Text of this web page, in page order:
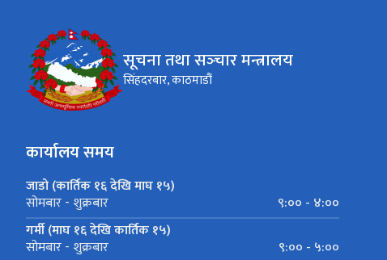
सूचना तथा सञ्‍चार मन्त्रालय
सिंहदरबार, काठमाडौं
कार्यालय समय
जाडो (कार्तिक १६ देखि माघ १५)
सोमबार - शुक्रबार
९:०० - ४:००
गर्मी (माघ १६ देखि कार्तिक १५)
सोमबार - शुक्रबार ९:०० - ५:००